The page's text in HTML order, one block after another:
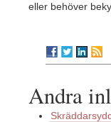
eller behöver
Andra